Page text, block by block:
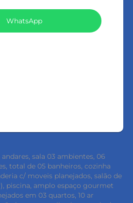
WhatsApp
sala 03 ambientes, 06
total de 05 banheiros, cozinha
c/ moveis planejados, salão de
piscina, amplo espaço gourmet
em 03 quartos, 10 ar